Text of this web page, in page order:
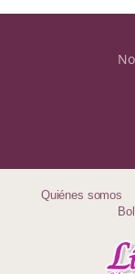
Quiénes somos